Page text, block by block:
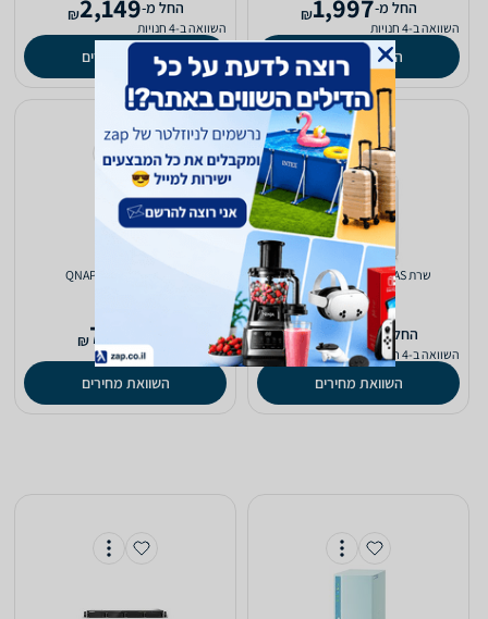
‫החל מ-1,997
₪
השוואה ב-4 חנויות
השוואת מחירים
‫החל מ-2,149
₪
השוואה ב-4 חנויות
השוואת מחירים
שרת NAS ‏ QNAP TS-451 4GB
‫החל מ-2,699
₪
השוואה ב-4 חנויות
השוואת מחירים
788
₪
השוואה ב-2 חנויות
השוואת מחירים